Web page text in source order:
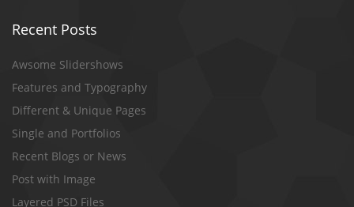
Recent Posts
Awsome Slidershows
Features and Typography
Different & Unique Pages
Single and Portfolios
Recent Blogs or News
Post with Image
Layered PSD Files